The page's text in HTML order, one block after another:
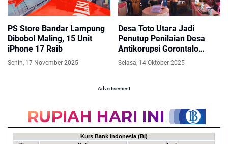
PS Store Bandar Lampung
Dibobol Maling, 15 Unit
iPhone 17 Raib
Senin, 17 November 2025
Desa Toto Utara Jadi
Penutup Penilaian Desa
Antikorupsi Gorontalo
2025, Hasil Segera
Dilaporkan ke KPK
Selasa, 14 Oktober 2025
Advertisement